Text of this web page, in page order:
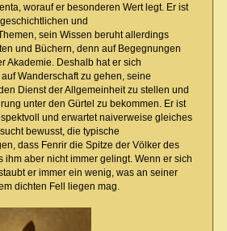
worauf er besonderen Wert legt. Er ist
und
sein Wissen beruht allerdings
und Büchern, denn auf Begegnungen
Akademie. Deshalb hat er sich
Wanderschaft zu gehen, seine
Dienst der Allgemeinheit zu stellen und
unter den Gürtel zu bekommen. Er ist
und erwartet naiverweise gleiches
bewusst, die typische
dass Fenrir die Spitze der Völker des
ihm aber nicht immer gelingt. Wenn er sich
er immer ein wenig, was an seiner
dichten Fell liegen mag.